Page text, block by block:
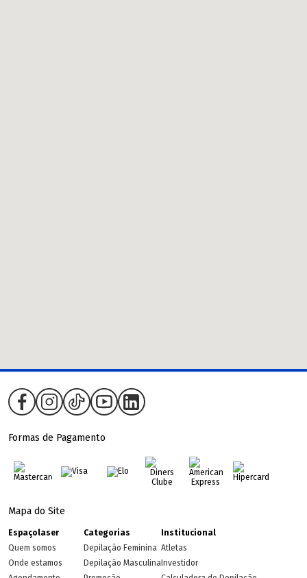
Formas de Pagamento
Mapa do Site
Espaçolaser
Quem somos
Onde estamos
Categorias
Depilação Feminina
Depilação Masculina
Institucional
Atletas
Investidor